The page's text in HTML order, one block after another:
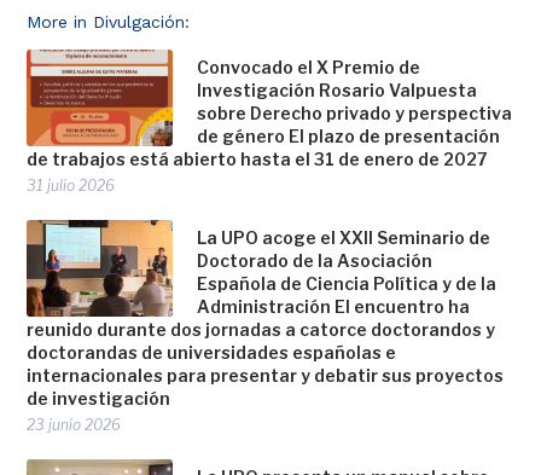
More in Divulgación:
Convocado el X Premio de
Investigación Rosario Valpuesta
sobre Derecho privado y perspectiva
de género El plazo de presentación
de trabajos está abierto hasta el 31 de enero de 2027
31 julio 2026
La UPO acoge el XXII Seminario de
Doctorado de la Asociación
Española de Ciencia Política y de la
Administración El encuentro ha
reunido durante dos jornadas a catorce doctorandos y
doctorandas de universidades españolas e
internacionales para presentar y debatir sus proyectos
de investigación
23 junio 2026